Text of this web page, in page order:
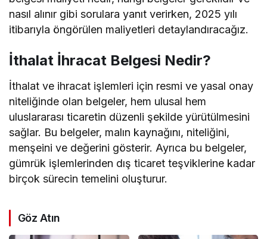
nasıl alınır gibi sorulara yanıt verirken, 2025 yılı
itibarıyla öngörülen maliyetleri detaylandıracağız.
İthalat İhracat Belgesi Nedir?
İthalat ve ihracat işlemleri için resmi ve yasal onay
niteliğinde olan belgeler, hem ulusal hem
uluslararası ticaretin düzenli şekilde yürütülmesini
sağlar. Bu belgeler, malın kaynağını, niteliğini,
menşeini ve değerini gösterir. Ayrıca bu belgeler,
gümrük işlemlerinden dış ticaret teşviklerine kadar
birçok sürecin temelini oluşturur.
Göz Atın